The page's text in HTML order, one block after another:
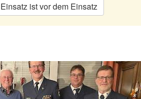
ist vor dem Einsatz